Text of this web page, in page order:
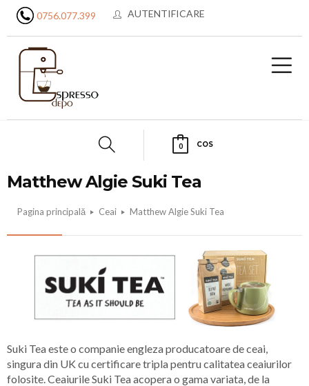
0756.077.399 AUTENTIFICARE
0 COS
Matthew Algie Suki Tea
Pagina principală Ceai Matthew Algie Suki Tea
Suki Tea este o companie engleza producatoare de ceai,
singura din UK cu certificare tripla pentru calitatea ceaiurilor
folosite. Ceaiurile Suki Tea acopera o gama variata, de la